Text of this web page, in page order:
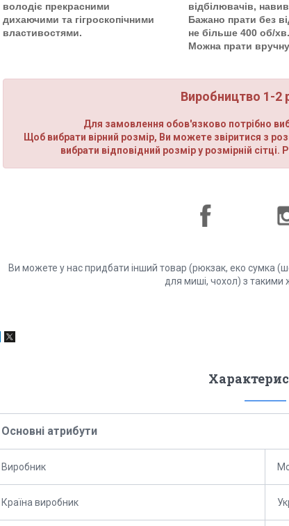
володіє прекрасними
дихаючими та гігроскопічними
властивостями.
відбілювачів,
Бажано прати без
не більше 400 об/хв.
Можна прати
Виробництво 1-2
Для замовлення обов'язково потрібно
Щоб вибрати вірний розмір, Ви можете звіритися з
вибрати відповідний розмір у розмірній
Ви можете у нас придбати інший товар (рюкзак, еко сумка
для миші, чохол) з
Основні атрибути
Виробник
Країна виробник